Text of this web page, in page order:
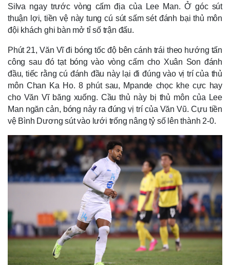
Silva ngay trước vòng cấm địa của Lee Man. Ở góc sút
thuận lợi, tiền vệ này tung cú sút sấm sét đánh bại thủ môn
đội khách ghi bàn mở tỉ số trận đấu.
Phút 21, Văn Vĩ đi bóng tốc độ bên cánh trái theo hướng tấn
công sau đó tạt bóng vào vòng cấm cho Xuân Son đánh
đầu, tiếc rằng cú đánh đầu này lại đi đúng vào vị trí của thủ
môn Chan Ka Ho. 8 phút sau, Mpande chọc khe cực hay
cho Văn Vĩ băng xuống. Cầu thủ này bị thủ môn của Lee
Man ngăn cản, bóng nảy ra đúng vị trí của Văn Vũ. Cựu tiền
vệ Bình Dương sút vào lưới trống nâng tỷ số lên thành 2-0.